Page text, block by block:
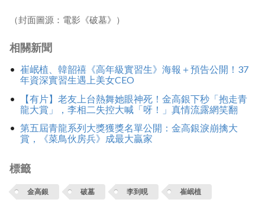
（封面圖源：電影《破墓》）
相關新聞
崔岷植、韓韶禧《高年級實習生》海報＋預告公開！37
年資深實習生遇上美女CEO
【有片】老友上台熱舞她眼神死！金高銀下秒「抱走青
龍大賞」，李相二失控大喊「呀！」真情流露網笑翻
第五屆青龍系列大獎獲獎名單公開：金高銀淚崩擒大
賞，《菜鳥伙房兵》成最大贏家
標籤
金高銀 破墓 李到晛 崔岷植